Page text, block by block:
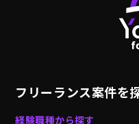
フリーランス案件を
経験職種から探す